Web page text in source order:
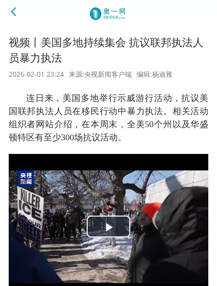
视频丨美国多地持续集会 抗议联邦执法人
员暴力执法
2026-02-01 23:24 来源:央视新闻客户端 编辑:杨迪雅
连日来，美国多地举行示威游行活动，抗议美
国联邦执法人员在移民行动中暴力执法。相关活动
组织者网站介绍，在本周末，全美50个州以及华盛
顿特区有至少300场抗议活动。
Play
Video